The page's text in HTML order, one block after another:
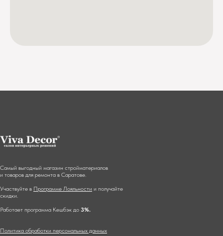
Самый выгодный магазин стройматериалов
и товаров для ремонта в Саратове.
Участвуйте в Программе Лояльности и получайте
скидки.
Работает программа Кешбэк до 3%.
Политика обработки персональных данных